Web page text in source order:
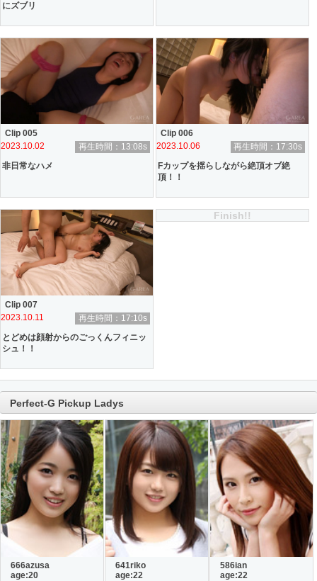
にズブリ
Clip 005
2023.10.02
再生時間：13:08s
非日常なハメ
Clip 006
2023.10.06
再生時間：17:30s
Fカップを揺らしながら絶頂オブ絶
頂！！
Clip 007
2023.10.11
再生時間：17:10s
とどめは顔射からのごっくんフィニッ
シュ！！
Finish!!
Perfect-G Pickup Ladys
666azusa
age:20
641riko
age:22
586ian
age:22